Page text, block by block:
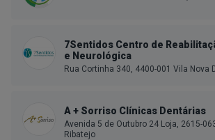
7Sentidos Centro de
e Neurológica
Rua Cortinha 340, 4400-001 Vila Nova
A + Sorriso Clínicas Dentárias
Avenida 5 de Outubro 24 Loja, 2615-
Ribatejo